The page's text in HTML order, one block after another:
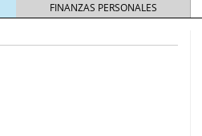
y condiciones actuales
entre 2,25 % y 2,30 %
FINANZAS PERSONALES